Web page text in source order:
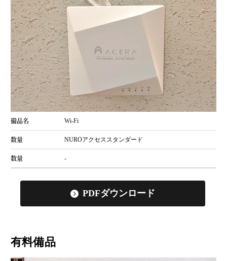
Wi-Fi
NUROアクセススタンダード
-
PDFダウンロード
有料備品